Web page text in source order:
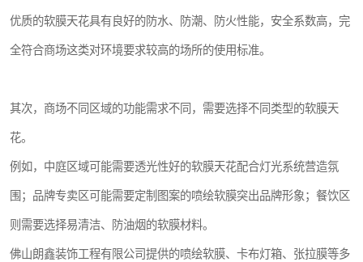
优质的软膜天花具有良好的防水、防潮、防火性能，安全系数高，完
全符合商场这类对环境要求较高的场所的使用标准。
其次，商场不同区域的功能需求不同，需要选择不同类型的软膜天
花。
例如，中庭区域可能需要透光性好的软膜天花配合灯光系统营造氛
围；品牌专卖区可能需要定制图案的喷绘软膜突出品牌形象；餐饮区
则需要选择易清洁、防油烟的软膜材料。
佛山朗鑫装饰工程有限公司提供的喷绘软膜、卡布灯箱、张拉膜等多